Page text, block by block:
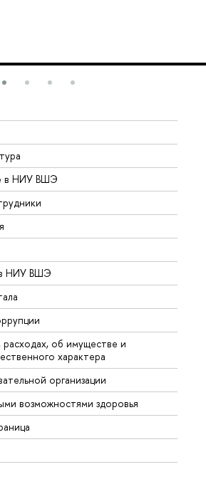
в НИУ ВШЭ
НИУ ВШЭ
об имуществе и
характера
организации
возможностями здоровья